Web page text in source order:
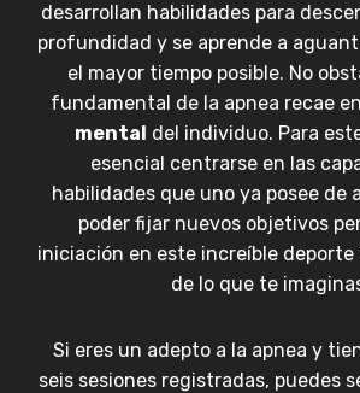
desarrollan habilidades para
profundidad y se aprende a
el mayor tiempo posible. No
fundamental de la apnea recae
mental del individuo. Para
esencial centrarse en las
habilidades que uno ya posee de
poder fijar nuevos objetivos
iniciación en este increíble deporte
de lo que te
Si eres un adepto a la apnea y
seis sesiones registradas, puedes